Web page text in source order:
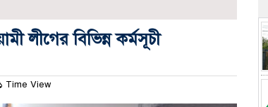
লীগের বিভিন্ন কর্মসূচী
Time View